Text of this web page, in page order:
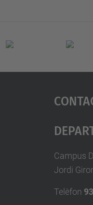
Campus
Jordi
Telèfon